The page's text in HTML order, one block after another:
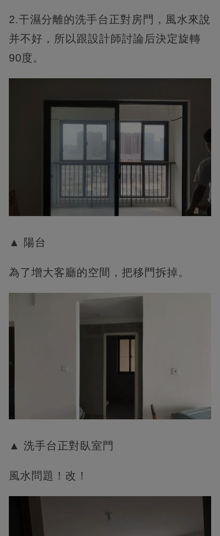
2.干濕分離的洗手台正對房門，風水來說
并不好，所以跟設計師討論后決定旋轉
90度。
▲ 陽台
為了增大客廳的空間，把移門拆掉。
▲ 洗手台正對臥室門
風水問題！改！